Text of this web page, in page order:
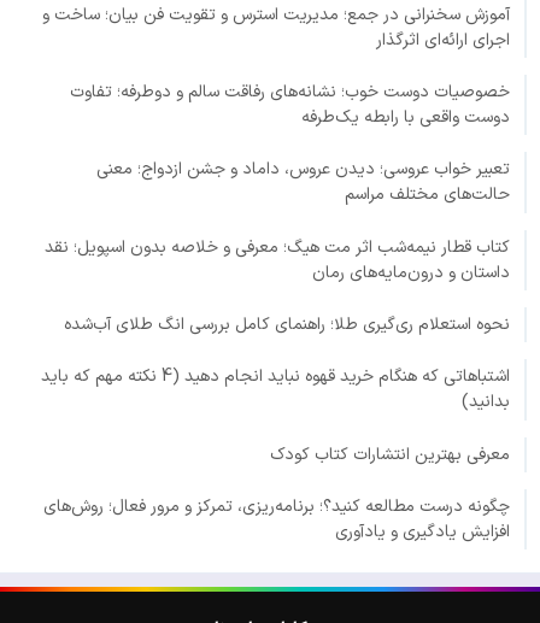
آموزش سخنرانی در جمع؛ مدیریت استرس و تقویت فن بیان؛ ساخت و
اجرای ارائه‌ای اثرگذار
خصوصیات دوست خوب؛ نشانه‌های رفاقت سالم و دوطرفه؛ تفاوت
دوست واقعی با رابطه یک‌طرفه
تعبیر خواب عروسی؛ دیدن عروس، داماد و جشن ازدواج؛ معنی
حالت‌های مختلف مراسم
کتاب قطار نیمه‌شب اثر مت هیگ؛ معرفی و خلاصه بدون اسپویل؛ نقد
داستان و درون‌مایه‌های رمان
نحوه استعلام ری‌گیری طلا؛ راهنمای کامل بررسی انگ طلای آب‌شده
اشتباهاتی که هنگام خرید قهوه نباید انجام دهید (4 نکته مهم که باید
بدانید)
معرفی بهترین انتشارات کتاب کودک
چگونه درست مطالعه کنید؟؛ برنامه‌ریزی، تمرکز و مرور فعال؛ روش‌های
افزایش یادگیری و یادآوری